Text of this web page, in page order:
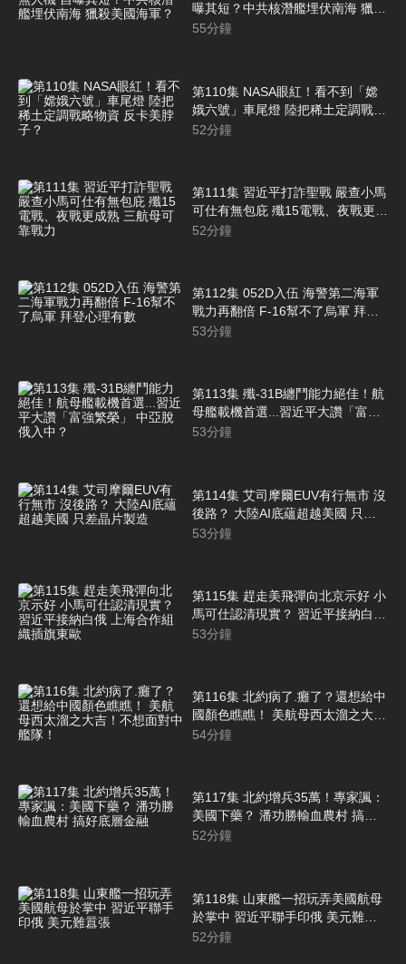
曝其短？中共核潛艦埋伏南海 獵殺
美國海軍？
55分鐘
第110集 NASA眼紅！看不到「嫦
娥六號」車尾燈 陸把稀土定調戰略
物資 反卡美脖子？
52分鐘
第111集 習近平打詐聖戰 嚴查小馬
可仕有無包庇 殲15電戰、夜戰更成
熟 三航母可靠戰力
52分鐘
第112集 052D入伍 海警第二海軍
戰力再翻倍 F-16幫不了烏軍 拜登
心理有數
53分鐘
第113集 殲-31B纏鬥能力絕佳！航
母艦載機首選...習近平大讚「富強
繁榮」 中亞脫俄入中？
53分鐘
第114集 艾司摩爾EUV有行無市 沒
後路？ 大陸AI底蘊超越美國 只差
晶片製造
53分鐘
第115集 趕走美飛彈向北京示好 小
馬可仕認清現實？ 習近平接納白俄
上海合作組織插旗東歐
53分鐘
第116集 北約病了.癱了？還想給中
國顏色瞧瞧！ 美航母西太溜之大
吉！不想面對中艦隊！
54分鐘
第117集 北約增兵35萬！專家諷：
美國下藥？ 潘功勝輸血農村 搞好
底層金融
52分鐘
第118集 山東艦一招玩弄美國航母
於掌中 習近平聯手印俄 美元難囂
張
52分鐘